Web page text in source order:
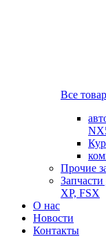
Все
Прочие
XP, FSX
О нас
Новости
Контакты